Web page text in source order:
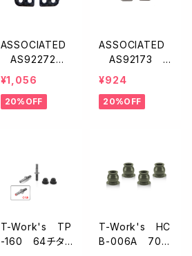
ASSOCIATED
AS92272
ステアリングブ
ロックアーム【B
74/B74.1】
¥1,056
20%OFF
ASSOCIATED
AS92173 ス
テアリングブロッ
B74.1】
¥924
20%OFF
T-Work's TP
-160 64チタン
T-Work's HC
B-006A 707